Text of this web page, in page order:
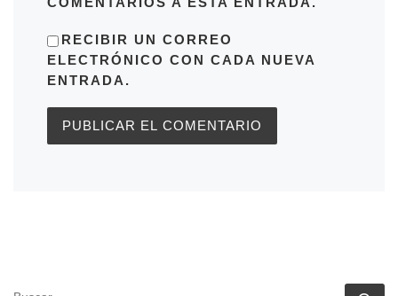
RECIBIR UN CORREO
ELECTRÓNICO CON CADA NUEVA
ENTRADA.
BUSCAR